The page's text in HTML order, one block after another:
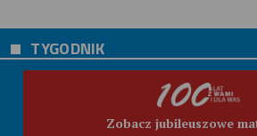
TYGODNIK
Zobacz jubileuszowe